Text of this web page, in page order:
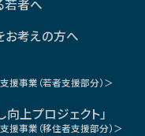
若者へ
お考えの方へ
援事業（若者支援部分）＞
上プロジェクト」
援事業（移住者支援部分）＞